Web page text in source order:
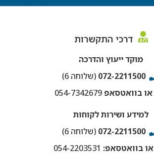
דרכי התקשרות
מוקד ייעוץ והדרכה
072-2211500(שלוחה 6)
או בוואטסאפ054-7342679
למידע ושירות לקוחות
072-2211500 (שלוחה 6)
או בוואטסאפ:054-2203531